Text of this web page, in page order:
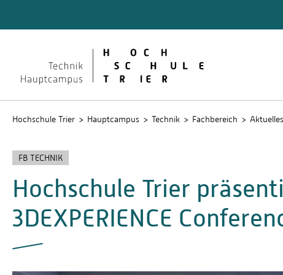
Hochschule Trier Hauptcampus Technik Fachbereich Aktuelles
FB TECHNIK
Hochschule Trier
3DEXPERIENCE